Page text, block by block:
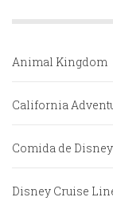
Animal Kingdom
California
Comida de Disney
Disney Cruise